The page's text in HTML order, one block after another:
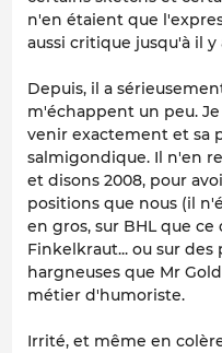
n'en étaient que
aussi critique jusqu'à il y
Depuis, il a
m'échappent un peu.
venir exactement et sa
salmigondique. Il n'en
et disons 2008, pour
positions que nous (il
en gros, sur BHL que ce
Finkelkraut... ou sur des
hargneuses que Mr
métier d'humoriste.
Irrité, et même en